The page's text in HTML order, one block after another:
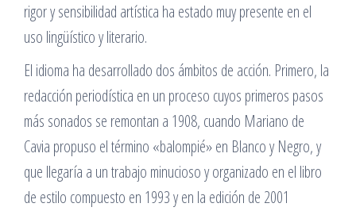
rigor y sensibilidad artística ha estado muy presente en el
uso lingüístico y literario.
El idioma ha desarrollado dos ámbitos de acción. Primero, la
redacción periodística en un proceso cuyos primeros pasos
más sonados se remontan a 1908, cuando Mariano de
Cavia propuso el término «balompié» en Blanco y Negro, y
que llegaría a un trabajo minucioso y organizado en el libro
de estilo compuesto en 1993 y en la edición de 2001